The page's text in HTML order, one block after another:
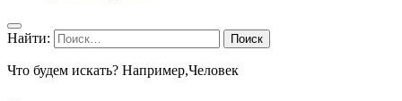
Найти:
Что будем искать? Например,Человек